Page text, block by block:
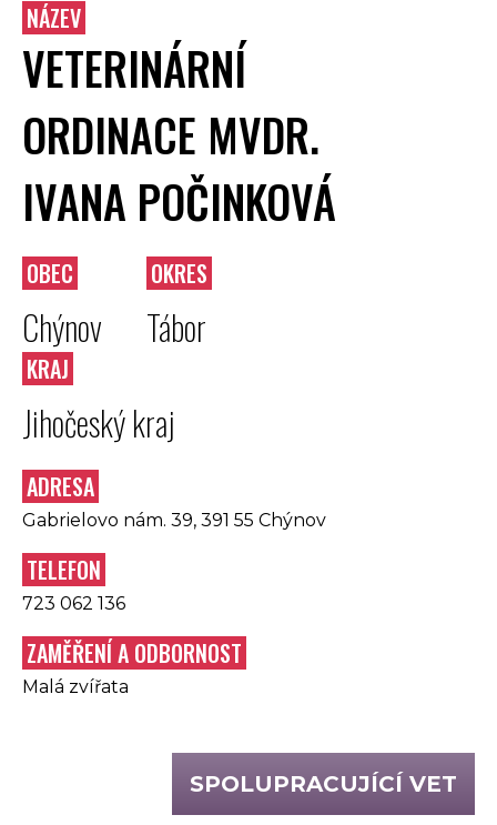
NÁZEV
VETERINÁRNÍ
ORDINACE MVDR.
IVANA POČINKOVÁ
OBEC
Chýnov
OKRES
Tábor
KRAJ
Jihočeský kraj
ADRESA
Gabrielovo nám. 39, 391 55 Chýnov
TELEFON
723 062 136
ZAMĚŘENÍ A ODBORNOST
Malá zvířata
SPOLUPRACUJÍCÍ VET